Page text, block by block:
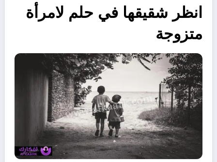
انظر شقيقها في حلم لامرأة
متزوجة